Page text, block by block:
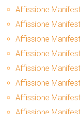
Affissione
Affissione
Affissione
Affissione
Affissione
Affissione
Affissione
Affissione